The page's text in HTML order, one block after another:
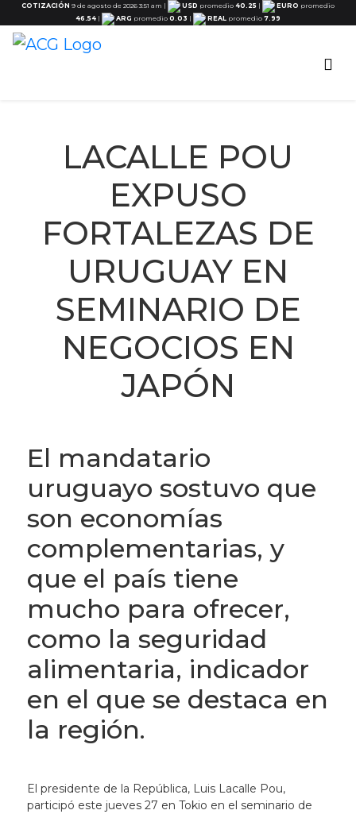
COTIZACIÓN 9 de agosto de 2026 3:51 am | USD promedio 40.25 | EURO promedio
46.54 | ARG promedio 0.03 | REAL promedio 7.99
LACALLE POU
EXPUSO
FORTALEZAS DE
URUGUAY EN
SEMINARIO DE
NEGOCIOS EN
JAPÓN
El mandatario
uruguayo sostuvo que
son economías
complementarias, y
que el país tiene
mucho para ofrecer,
como la seguridad
alimentaria, indicador
en el que se destaca en
la región.
El presidente de la República, Luis Lacalle Pou,
participó este jueves 27 en Tokio en el seminario de